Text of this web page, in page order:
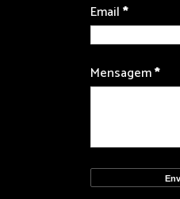
Email*
Mensagem*